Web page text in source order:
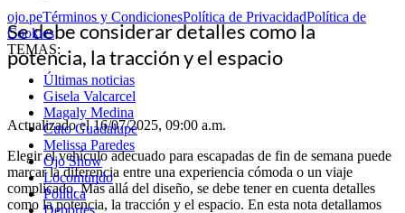
ojo.peTérminos y CondicionesPolítica de PrivacidadPolítica de
Cookies
TEMAS:
Últimas noticias
Gisela Valcarcel
Magaly Medina
Cuto Guadalupe
Melissa Paredes
Ojo Show
Locomundo
Política
Deportes
Se debe considerar detalles como la
potencia, la tracción y el espacio
Actualizado el 16/07/2025, 09:00 a.m.
Elegir el vehículo adecuado para escapadas de fin de semana puede
marcar la diferencia entre una experiencia cómoda o un viaje
complicado. Más allá del diseño, se debe tener en cuenta detalles
como la potencia, la tracción y el espacio. En esta nota detallamos